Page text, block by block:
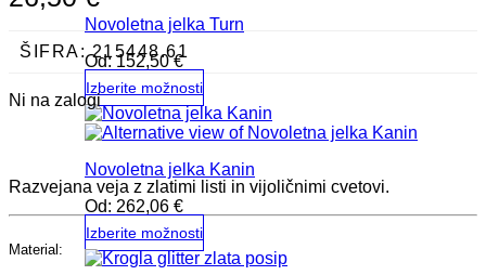
Novoletna jelka Turn
Od:152,50€
Izberite možnosti
Ta
izdelek
več
različic.
Možnosti
lahko
izberete
na
Novoletna jelka Kanin
Od: 262,06 €
Izberite možnosti
Ta
ŠIFRA:215448.61
Ni na zalogi
Razvejana veja z zlatimi listi in vijoličnimi cvetovi.
Material: